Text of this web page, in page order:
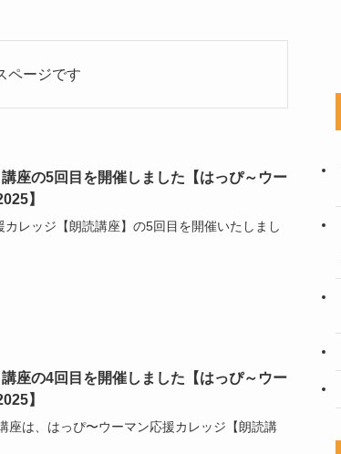
ページです
座の5回目を開催しました【はっぴ～ウー
】
レッジ【朗読講座】の5回目を開催いたしまし
座の4回目を開催しました【はっぴ～ウー
】
座は、はっぴ〜ウーマン応援カレッジ【朗読講